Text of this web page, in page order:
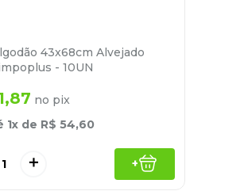
43x68cm Alvejado
- 10UN
,87 no pix
1x de R$ 54,60
＋ +